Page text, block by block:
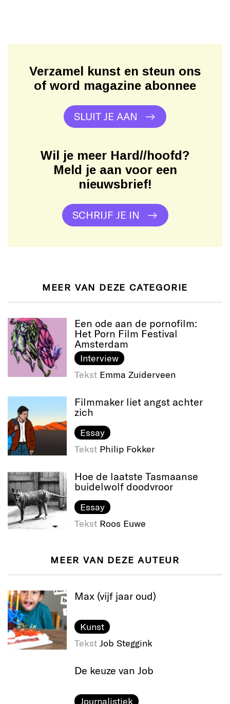
Verzamel kunst en steun ons
of word magazine abonnee
SLUIT JE AAN
Wil je meer Hard//hoofd?
Meld je aan voor een
nieuwsbrief!
SCHRIJF JE IN
MEER VAN DEZE CATEGORIE
Een ode aan de pornofilm:
Het Porn Film Festival
Amsterdam
Interview
Tekst Emma Zuiderveen
Filmmaker liet angst achter
zich
Essay
Tekst Philip Fokker
Hoe de laatste Tasmaanse
buidelwolf doodvroor
Essay
Tekst Roos Euwe
MEER VAN DEZE AUTEUR
Max (vijf jaar oud)
Kunst
Tekst Job Steggink
De keuze van Job
Journalistiek